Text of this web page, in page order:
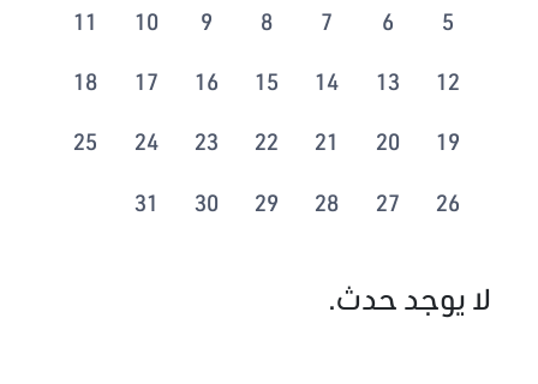
5
6
7
8
9
10
11
12
13
14
15
16
17
18
19
20
21
22
23
24
25
26
27
28
29
30
31
لا يوجد حدث.